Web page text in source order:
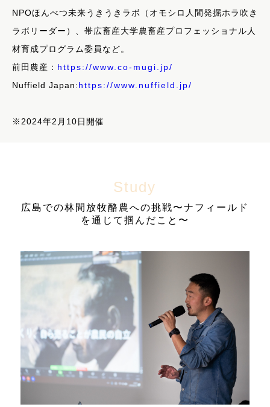
NPOほんべつ未来うきうきラボ（オモシロ人間発掘ホラ吹き
ラボリーダー）、帯広畜産大学農畜産プロフェッショナル人
材育成プログラム委員など。
前田農産： https://www.co-mugi.jp/
Nuffield Japan:https://www.nuffield.jp/
※2024年2月10日開催
Study
広島での林間放牧酪農への挑戦〜ナフィールド
を通じて掴んだこと〜